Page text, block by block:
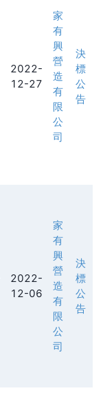
2022-
12-27
家
有
興
營
造
有
限
公
司
決
標
公
告
2022-
12-06
家
有
興
營
造
有
限
公
司
決
標
公
告